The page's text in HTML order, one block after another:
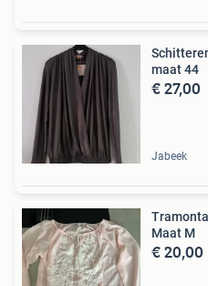
maat 44
€ 27,00
Jabeek
Maat M
€ 20,00